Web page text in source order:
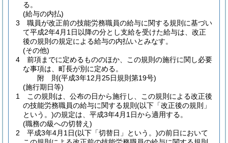
る。
(給与の内払)
3
職員が改正前の技能労務職員の給与に関する規則に基づい
て平成2年4月1日以降の分とし支給を受けた給与は、改正
後の規則の規定による給与の内払いとみなす。
(その他)
4
前項までに定めるもののほか、この規則の施行に関し必要
な事項は、町長が別に定める。
附 則(平成3年12月25日規則第19号)
(施行期日等)
1
この規則は、公布の日から施行し、この規則による改正後
の技能労務職員の給与に関する規則 (以下「改正後の規則」
という。)の規定は、平成3年4月1日から適用する。
(職務の級への切替え)
2
平成3年4月1日(以下「切替日」という。)の前日において